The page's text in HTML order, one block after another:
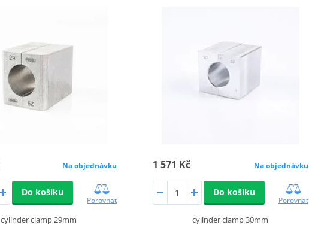
Na objednávku
Do košíku
Porovnat
cylinder clamp 29mm
1 571 Kč Na objednávku
Do košíku
Porovnat
cylinder clamp 30mm